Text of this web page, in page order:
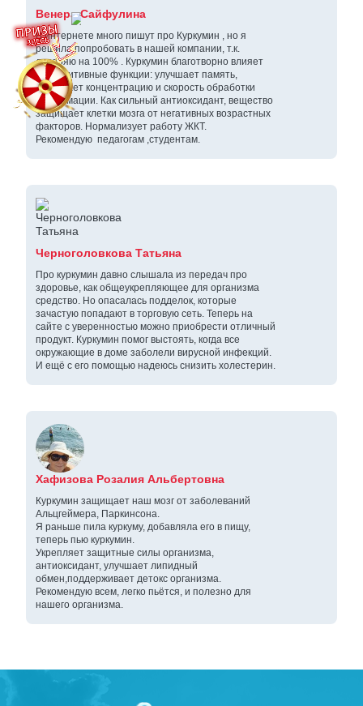
Венера Сайфулина
В интернете много пишут про Куркумин , но я
решила попробовать в нашей компании, т.к.
доверяю на 100% . Куркумин благотворно влияет
на когнитивные функции: улучшает память,
повышает концентрацию и скорость обработки
информации. Как сильный антиоксидант, вещество
защищает клетки мозга от негативных возрастных
факторов. Нормализует работу ЖКТ.
Рекомендую педагогам ,студентам.
Черноголовкова Татьяна
Про куркумин давно слышала из передач про
здоровье, как общеукрепляющее для организма
средство. Но опасалась подделок, которые
зачастую попадают в торговую сеть. Теперь на
сайте с уверенностью можно приобрести отличный
продукт. Куркумин помог выстоять, когда все
окружающие в доме заболели вирусной инфекций.
И ещё с его помощью надеюсь снизить холестерин.
Хафизова Розалия Альбертовна
Куркумин защищает наш мозг от заболеваний
Альцгеймера, Паркинсона.
Я раньше пила куркуму, добавляла его в пищу,
теперь пью куркумин.
Укрепляет защитные силы организма,
антиоксидант, улучшает липидный
обмен,поддерживает детокс организма.
Рекомендую всем, легко пьётся, и полезно для
нашего организма.